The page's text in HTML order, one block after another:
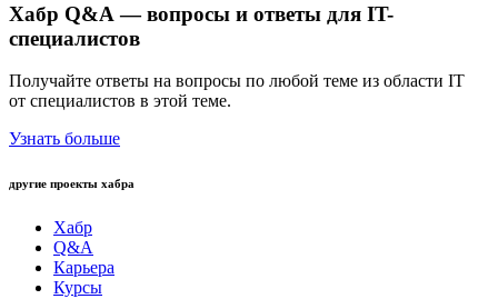
Хабр Q&A — вопросы и ответы для IT-
специалистов
Получайте ответы на вопросы по любой теме из области IT
от специалистов в этой теме.
Узнать больше
другие проекты хабра
Хабр
Q&A
Карьера
Курсы